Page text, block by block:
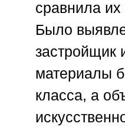
сравнила
Было
застройщик
материалы
класса, а